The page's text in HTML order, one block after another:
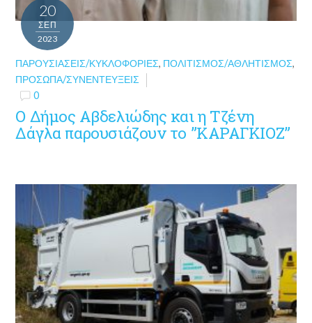
20
ΣΕΠ
2023
ΠΑΡΟΥΣΙΆΣΕΙΣ/ΚΥΚΛΟΦΟΡΊΕΣ, ΠΟΛΙΤΙΣΜΌΣ/ΑΘΛΗΤΙΣΜΌΣ,
ΠΡΌΣΩΠΑ/ΣΥΝΕΝΤΕΎΞΕΙΣ
0
Ο Δήμος Αβδελιώδης και η Τζένη
Δάγλα παρουσιάζουν το ”ΚΑΡΑΓΚΙΟΖ”